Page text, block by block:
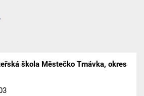
škola Městečko Trnávka, okres